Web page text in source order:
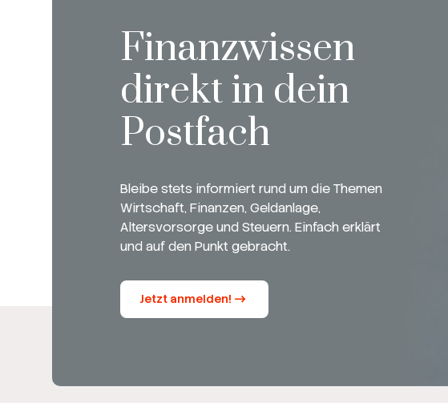
Finanzwissen
direkt in dein
Postfach
Bleibe stets informiert rund um die Themen
Wirtschaft, Finanzen, Geldanlage,
Altersvorsorge und Steuern. Einfach erklärt
und auf den Punkt gebracht.
Jetzt anmelden!